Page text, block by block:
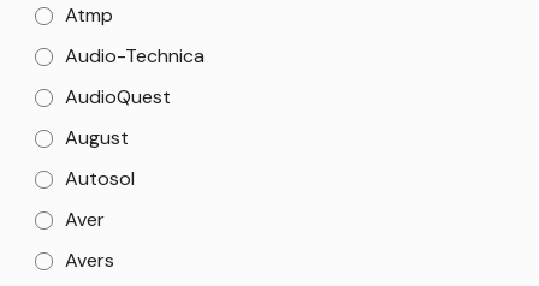
Atmp
Audio-Technica
AudioQuest
August
Autosol
Aver
Avers